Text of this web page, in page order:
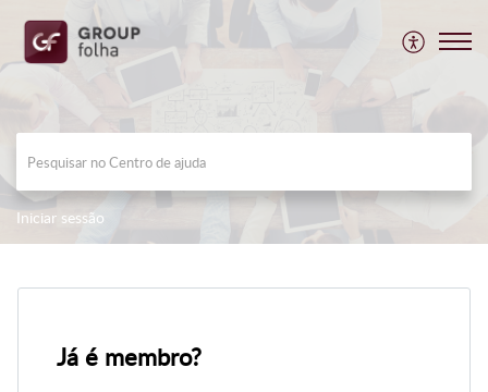
Iniciar sessão
Já é membro?